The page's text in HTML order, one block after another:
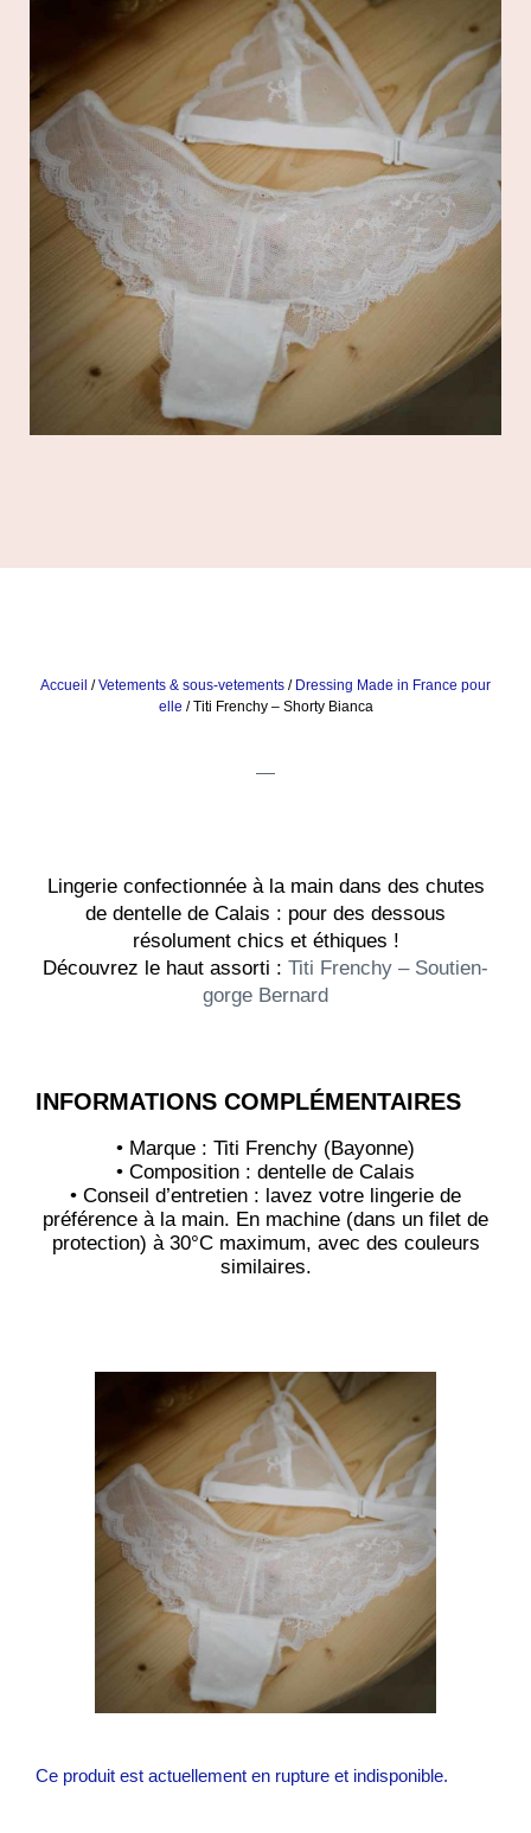
Accueil /Vetements & sous-vetements / Dressing Made in France pour
elle / Titi Frenchy – Shorty Bianca
Lingerie confectionnée à la main dans des chutes
de dentelle de Calais : pour des dessous
résolument chics et éthiques !
Découvrez le haut assorti : Titi Frenchy – Soutien-
gorge Bernard
INFORMATIONS COMPLÉMENTAIRES
• Marque : Titi Frenchy (Bayonne)
• Composition : dentelle de Calais
• Conseil d’entretien : lavez votre lingerie de
préférence à la main. En machine (dans un filet de
protection) à 30°C maximum, avec des couleurs
similaires.
Ce produit est actuellement en rupture et indisponible.